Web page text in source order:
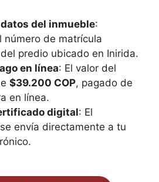
del inmueble:
número de matrícula
predio ubicado en Inirida.
en línea: El valor del
$39.200 COP, pagado de
en línea.
digital: El
envía directamente a tu